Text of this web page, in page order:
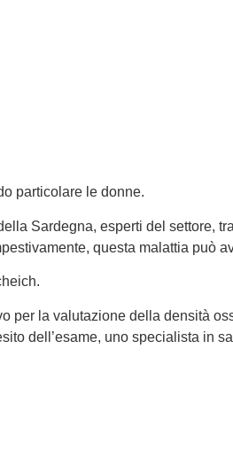
particolare le donne.
Sardegna, esperti del settore,
questa malattia può
per la valutazione della densità
dell’esame, uno specialista in